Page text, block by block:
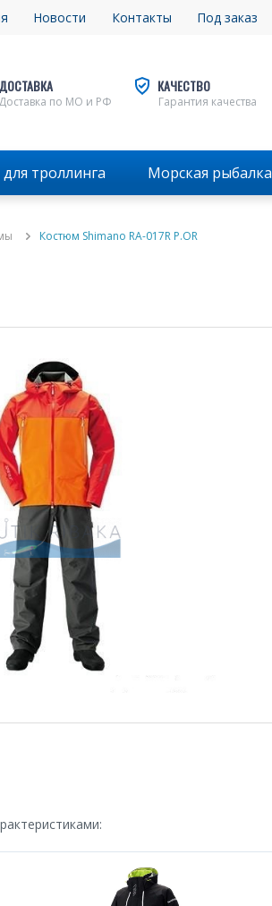
Новости Контакты Под заказ
ДОСТАВКА
Доставка по МО и РФ
КАЧЕСТВО
Гарантия качества
троллинга Морская рыбалка
Костюм Shimano RA-017R P.OR